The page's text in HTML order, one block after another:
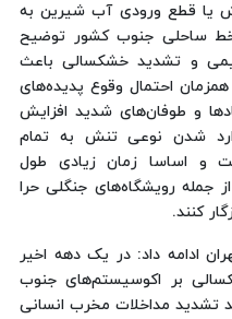
یا قطع ورودی آب شیرین به
خط ساحلی جنوب کشور توضیح
و تشدید خشکسالی باعث
احتمال وقوع پدیده‌های
و طوفان‌های شدید افزایش
شدن نوعی تنش به تمام
و اساسا زمان زیادی طول
رویشگاه‌های جنگلی حرا
کنند.
ادامه داد: در یک دهه اخیر
بر اکوسیستم‌های جنوب
تشدید مداخلات مخرب انسانی